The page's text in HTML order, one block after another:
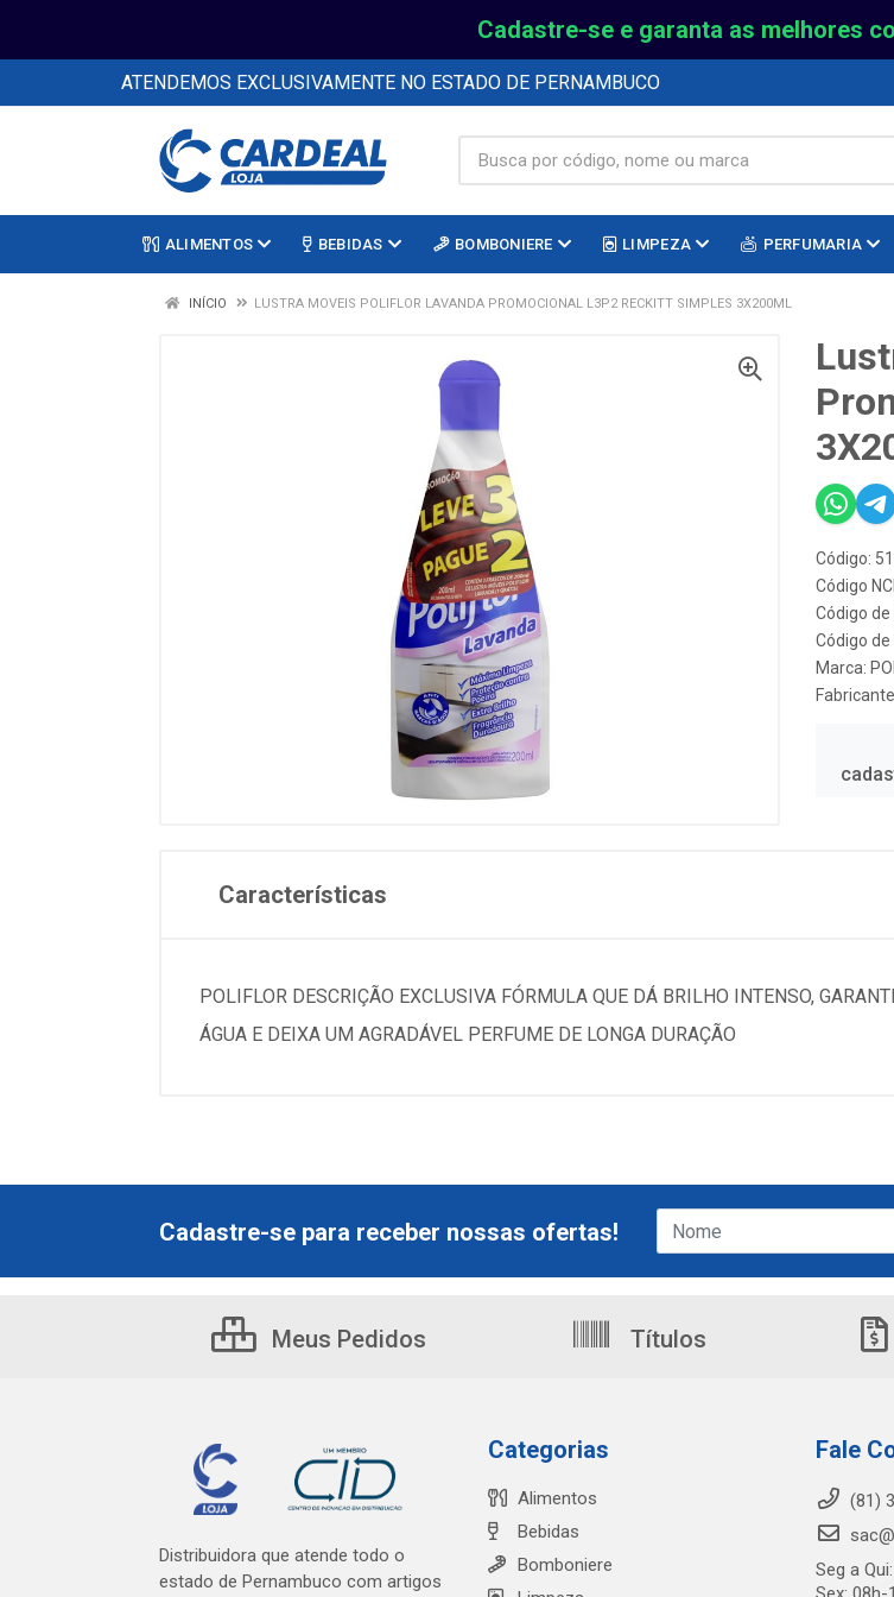
Cadastre-se e garanta as melhores
ATENDEMOS EXCLUSIVAMENTE NO ESTADO DE PERNAMBUCO
ALIMENTOS BEBIDAS BOMBONIERE LIMPEZA PERFUMARIA
INÍCIO LUSTRA MOVEIS POLIFLOR LAVANDA PROMOCIONAL L3P2 RECKITT SIMPLES 3X200ML
Código:
Código
Código
Código
Marca:
Características
POLIFLOR DESCRIÇÃO EXCLUSIVA FÓRMULA QUE DÁ BRILHO INTENSO,
ÁGUA E DEIXA UM AGRADÁVEL PERFUME DE LONGA DURAÇÃO
Cadastre-se para receber nossas ofertas!
Meus Pedidos Títulos
Distribuidora que atende todo o
estado de Pernambuco com artigos
Categorias
Alimentos
Bebidas
Bomboniere
Fale
(81)
Seg a